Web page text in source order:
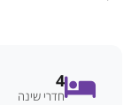
4
חדרי שינה